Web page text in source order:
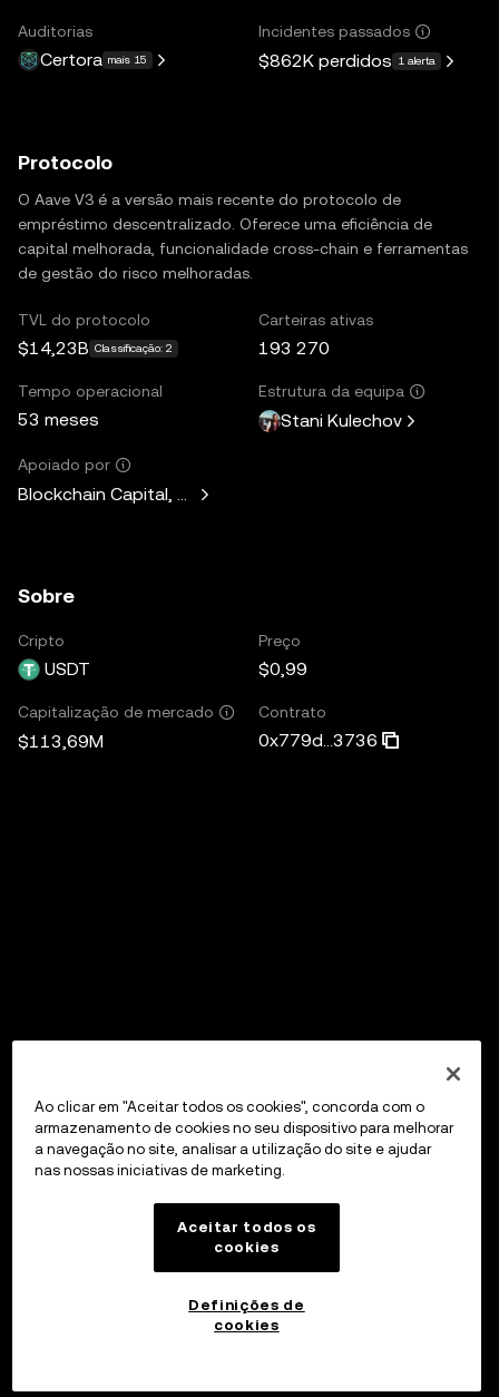
Auditorias
Certora mais 15
Incidentes passados
$862K perdidos 1 alerta
Protocolo
O Aave V3 é a versão mais recente do protocolo de
empréstimo descentralizado. Oferece uma eficiência de
capital melhorada, funcionalidade cross-chain e ferramentas
de gestão do risco melhoradas.
TVL do protocolo
$14,23B Classificação: 2
Carteiras ativas
193 270
Tempo operacional
53 meses
Estrutura da equipa
Stani Kulechov
Apoiado por
Blockchain Capital, Standard Crypto, Blockchain.com
Sobre
Cripto
USDT
Preço
$0,99
Capitalização de mercado
$113,69M
Contrato
0x779d...3736
Ao clicar em "Aceitar todos os cookies", concorda com o
armazenamento de cookies no seu dispositivo para melhorar
a navegação no site, analisar a utilização do site e ajudar
nas nossas iniciativas de marketing.
Aceitar todos os
cookies
Definições de
cookies